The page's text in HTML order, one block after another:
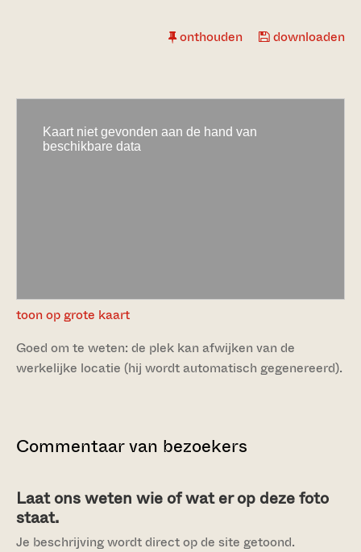
onthouden downloaden
toon op grote kaart
Goed om te weten: de plek kan afwijken van de
werkelijke locatie (hij wordt automatisch gegenereerd).
Commentaar van bezoekers
Laat ons weten wie of wat er op deze foto
staat.
Je beschrijving wordt direct op de site getoond.